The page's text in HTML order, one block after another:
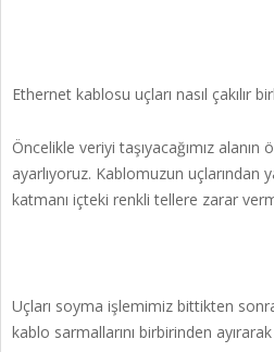
Ethernet kablosu uçları nasıl çakılır
Öncelikle veriyi taşıyacağımız
ayarlıyoruz. Kablomuzun uçlarından
katmanı içteki renkli tellere zarar
Uçları soyma işlemimiz bittikten
kablo sarmallarını birbirinden